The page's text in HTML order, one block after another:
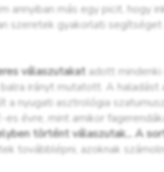
annyiban más egy picit, hogy
szeretek gyakorlati
válaszutakat adott
irányt mutatott. A
a nyugati asztrológia
évre, mint amikor
történt válaszutak... A
továbblépni, azoknak